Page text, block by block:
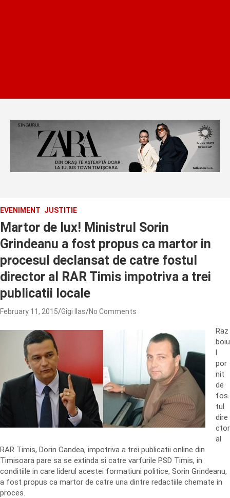
EVENIMENT JUSTITIE
Martor de lux! Ministrul Sorin
Grindeanu a fost propus ca martor in
procesul declansat de catre fostul
director al RAR Timis impotriva a trei
publicatii locale
February 11, 2015 Gigi Ilas No Comments
Raz
boiu
l
por
nit
de
fos
tul
dire
ctor
al
RAR Timis, Dorin Candea, impotriva a trei publicatii online din
Timisoara pare sa se extinda si catre varfurile PSD Timis, in
conditiile in care liderul acestei formatiuni politice, Sorin Grindeanu,
a fost propus ca martor de catre una dintre redactiile chemate in
proces.